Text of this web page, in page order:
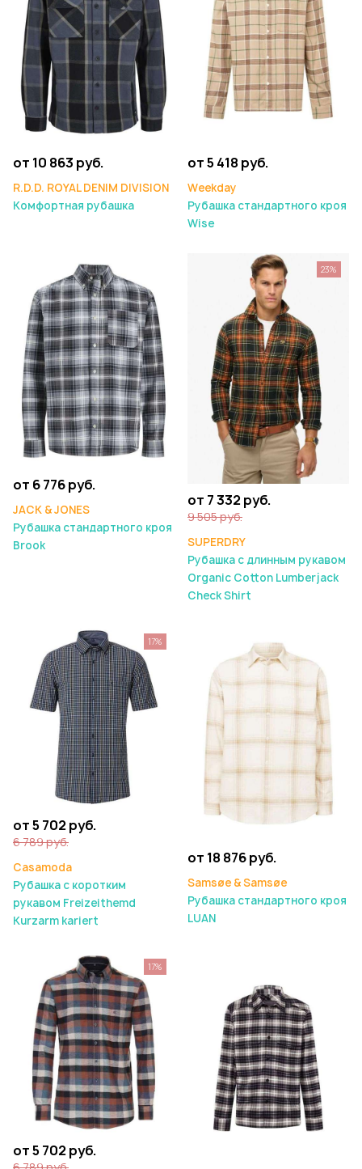
от 10 863 руб.
R.D.D. ROYAL DENIM DIVISION
Комфортная рубашка
от 5 418 руб.
Weekday
Рубашка стандартного кроя
Wise
от 6 776 руб.
JACK & JONES
Рубашка стандартного кроя
Brook
от 7 332 руб.
9 505 руб.
SUPERDRY
Рубашка с длинным рукавом
Organic Cotton Lumberjack
Check Shirt
23%
от 5 702 руб.
6 789 руб.
Casamoda
Рубашка с коротким
рукавом Freizeithemd
Kurzarm kariert
17%
от 18 876 руб.
Samsøe & Samsøe
Рубашка стандартного кроя
LUAN
от 5 702 руб.
17%